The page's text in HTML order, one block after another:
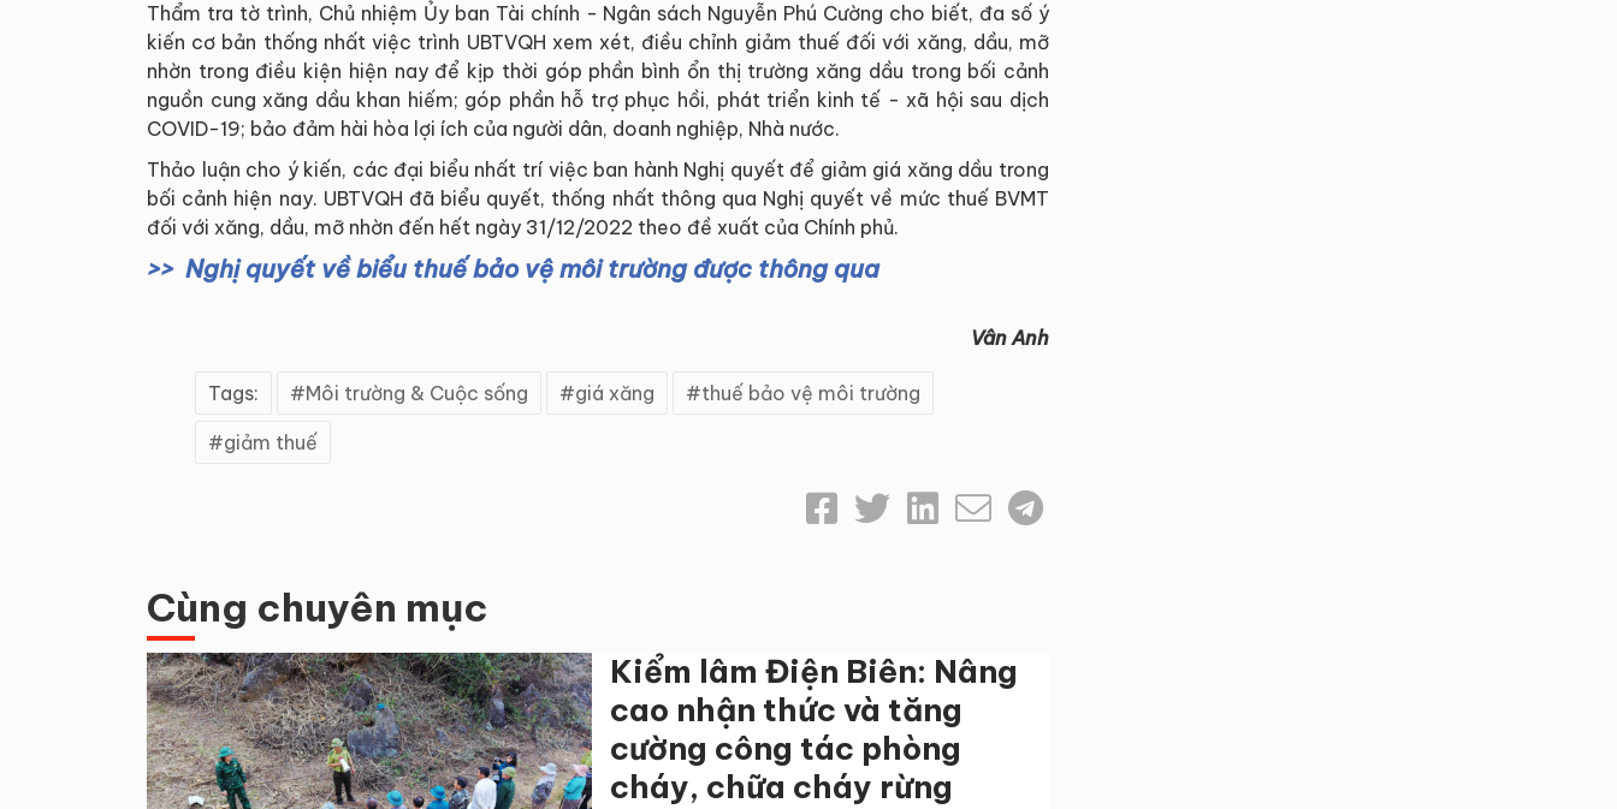
Thẩm tra tờ trình, Chủ nhiệm Ủy ban Tài chính - Ngân sách Nguyễn Phú Cường cho biết, đa số ý
kiến cơ bản thống nhất việc trình UBTVQH xem xét, điều chỉnh giảm thuế đối với xăng, dầu, mỡ
nhờn trong điều kiện hiện nay để kịp thời góp phần bình ổn thị trường xăng dầu trong bối cảnh
nguồn cung xăng dầu khan hiếm; góp phần hỗ trợ phục hồi, phát triển kinh tế - xã hội sau dịch
COVID-19; bảo đảm hài hòa lợi ích của người dân, doanh nghiệp, Nhà nước.
Thảo luận cho ý kiến, các đại biểu nhất trí việc ban hành Nghị quyết để giảm giá xăng dầu trong
bối cảnh hiện nay. UBTVQH đã biểu quyết, thống nhất thông qua Nghị quyết về mức thuế BVMT
đối với xăng, dầu, mỡ nhờn đến hết ngày 31/12/2022 theo đề xuất của Chính phủ.
Nghị quyết về biểu thuế bảo vệ môi trường được thông qua
Vân Anh
Tags: Môi trường & Cuộc sống giá xăng thuế bảo vệ môi trường
giảm thuế
Cùng chuyên mục
Kiểm lâm Điện Biên: Nâng
cao nhận thức và tăng
cường công tác phòng
cháy, chữa cháy rừng